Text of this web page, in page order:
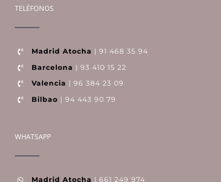
TELÉFONOS
Madrid Atocha | 91 468 35 94
Barcelona | 93 410 15 22
Valencia | 96 384 23 09
Bilbao | 94 443 90 79
WHATSAPP
Madrid Atocha | 661 249 974